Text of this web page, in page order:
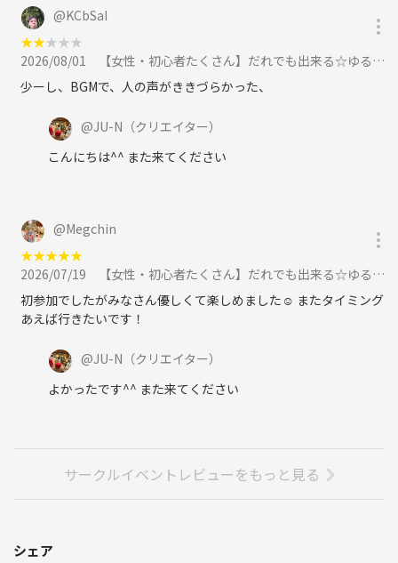
@KCbSaI
★★★★★
2026/08/01
【女性・初心者たくさん】だれでも出来る☆ゆるバドミントン🏸に参加
少ーし、BGMで、人の声がききづらかった、
@JU-N （クリエイター）
こんにちは^^ また来てください
@Megchin
★★★★★
2026/07/19
【女性・初心者たくさん】だれでも出来る☆ゆるバドミントン🏸に参加
初参加でしたがみなさん優しくて楽しめました☺️ またタイミング
あえば行きたいです！
@JU-N （クリエイター）
よかったです^^ また来てください
サークルイベントレビューをもっと見る
シェア